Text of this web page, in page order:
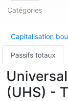
Catégories
Capitalisation
Passifs totaux
(UHS) -